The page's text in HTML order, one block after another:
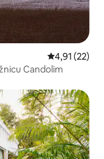
Priemerné
4,91 (22)
Candolim